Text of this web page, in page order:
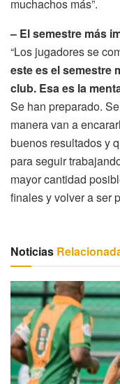
muchachos más”.
– El semestre más
“Los jugadores se
este es el semestre
club. Esa es la
Se han preparado.
manera van a
buenos resultados y
para seguir
mayor cantidad
finales y volver a ser
Noticias